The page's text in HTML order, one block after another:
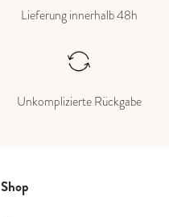
Lieferung innerhalb 48h
Unkomplizierte Rückgabe
Shop